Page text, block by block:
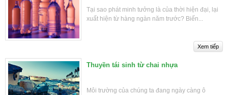
Tại sao phát minh tưởng là của thời hiện đại, lại
xuất hiện từ hàng ngàn năm trước? Biến...
Thuyền tái sinh từ chai nhựa
Môi trường của chúng ta đang ngày càng ô